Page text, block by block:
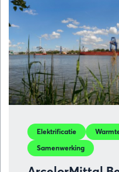
Elektrificatie
Samenwerking